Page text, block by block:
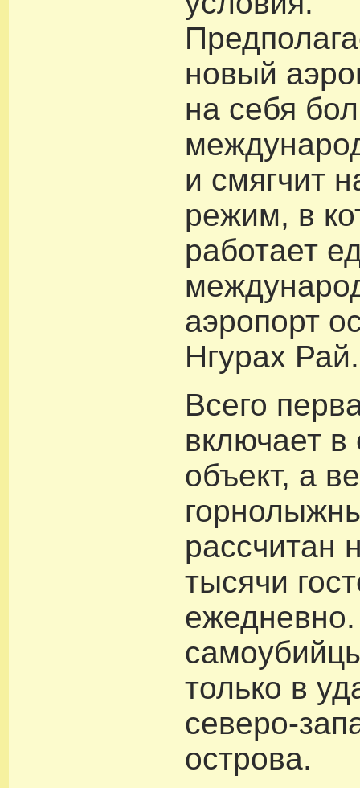
новый
на себя
и смягчит
режим, в
работает
аэропорт
Нгурах Рай.
Всего
включает в
объект, а
рассчитан
тысячи
только в
северо-
острова.